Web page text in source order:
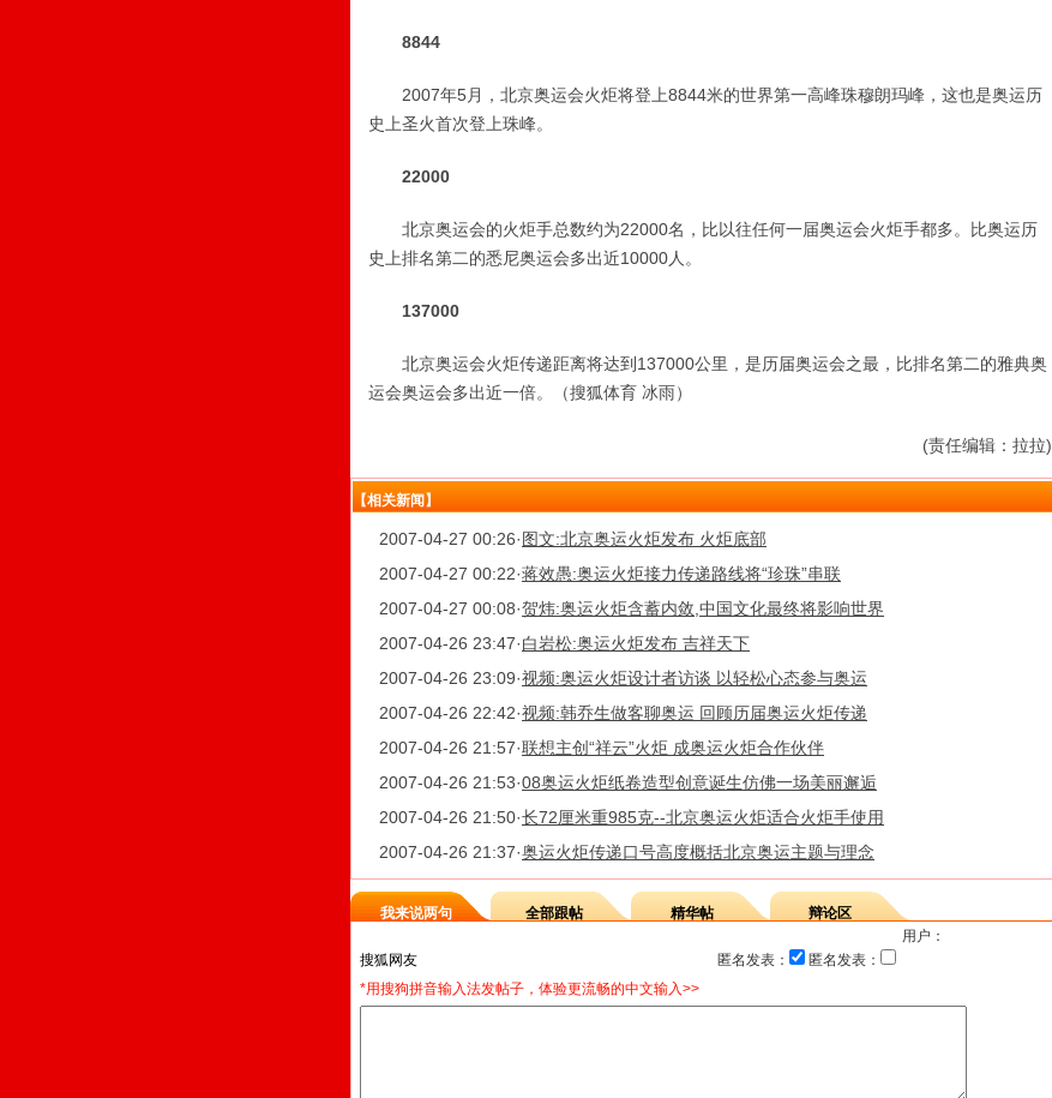
8844
2007年5月，北京奥运会火炬将登上8844米的世界第一高峰珠穆朗玛峰，这也是奥运历
史上圣火首次登上珠峰。
22000
北京奥运会的火炬手总数约为22000名，比以往任何一届奥运会火炬手都多。比奥运历
史上排名第二的悉尼奥运会多出近10000人。
137000
北京奥运会火炬传递距离将达到137000公里，是历届奥运会之最，比排名第二的雅典奥
运会奥运会多出近一倍。（搜狐体育 冰雨）
(责任编辑：拉拉)
【相关新闻】
2007-04-27 00:26· 图文:北京奥运火炬发布 火炬底部
2007-04-27 00:22·蒋效愚:奥运火炬接力传递路线将“珍珠”串联
2007-04-27 00:08·贺炜:奥运火炬含蓄内敛,中国文化最终将影响世界
2007-04-26 23:47·白岩松:奥运火炬发布 吉祥天下
2007-04-26 23:09·视频:奥运火炬设计者访谈 以轻松心态参与奥运
2007-04-26 22:42·视频:韩乔生做客聊奥运 回顾历届奥运火炬传递
2007-04-26 21:57·联想主创“祥云”火炬 成奥运火炬合作伙伴
2007-04-26 21:53·08奥运火炬纸卷造型创意诞生仿佛一场美丽邂逅
2007-04-26 21:50·长72厘米重985克--北京奥运火炬适合火炬手使用
2007-04-26 21:37·奥运火炬传递口号高度概括北京奥运主题与理念
我来说两句 全部跟帖 精华帖
辩论区
用户：
匿名发表：
匿名发表：
*用搜狗拼音输入法发帖子，体验更流畅的中文输入>>